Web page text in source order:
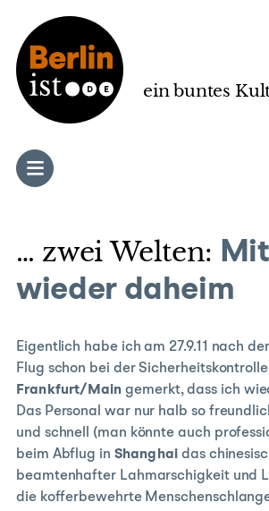
ein buntes
… zwei Welten:
wieder daheim
Eigentlich habe ich am 27.9.11 nach
Flug schon bei der
Frankfurt/Main gemerkt, dass ich
Das Personal war nur halb so
und schnell (man könnte auch
beim Abflug in Shanghai das
beamtenhafter Lahmarschigkeit und
die kofferbewehrte